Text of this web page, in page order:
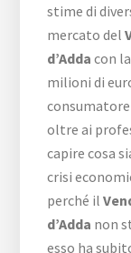
stime di
mercato del
d’Adda con
milioni di
oltre ai
capire cosa
crisi
perché il
d’Adda non
esso ha